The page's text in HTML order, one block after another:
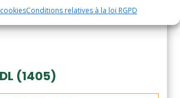
Conditions relatives à la loi RGPD
(1405)